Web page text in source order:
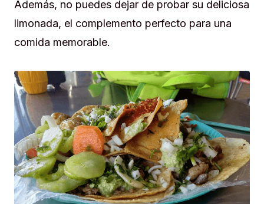
Además, no puedes dejar de probar su deliciosa
limonada, el complemento perfecto para una
comida memorable.